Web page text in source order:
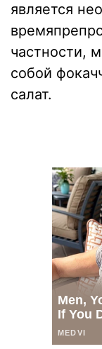
является
частности,
собой
салат.